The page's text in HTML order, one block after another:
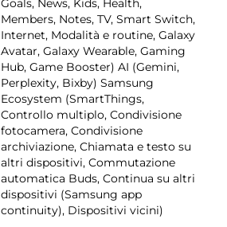
Goals, News, Kids, Health,
Members, Notes, TV, Smart Switch,
Internet, Modalità e routine, Galaxy
Avatar, Galaxy Wearable, Gaming
Hub, Game Booster) AI (Gemini,
Perplexity, Bixby) Samsung
Ecosystem (SmartThings,
Controllo multiplo, Condivisione
fotocamera, Condivisione
archiviazione, Chiamata e testo su
altri dispositivi, Commutazione
automatica Buds, Continua su altri
dispositivi (Samsung app
continuity), Dispositivi vicini)